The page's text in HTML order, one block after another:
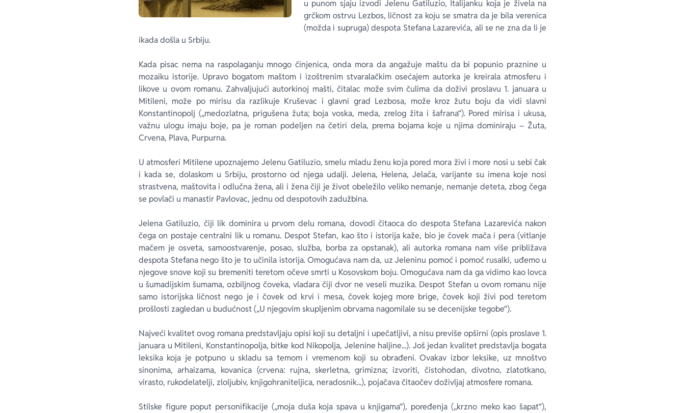
u punom sjaju izvodi Jelenu Gatiluzio, Italijanku koja je živela na
grčkom ostrvu Lezbos, ličnost za koju se smatra da je bila verenica
(možda i supruga) despota Stefana Lazarevića, ali se ne zna da li je
ikada došla u Srbiju.
Kada pisac nema na raspolaganju mnogo činjenica, onda mora da angažuje maštu da bi popunio praznine u
mozaiku istorije. Upravo bogatom maštom i izoštrenim stvaralačkim osećajem autorka je kreirala atmosferu i
likove u ovom romanu. Zahvaljujući autorkinoj mašti, čitalac može svim čulima da doživi proslavu 1. januara u
Mitileni, može po mirisu da razlikuje Kruševac i glavni grad Lezbosa, može kroz žutu boju da vidi slavni
Konstantinopolj („medozlatna, prigušena žuta; boja voska, meda, zrelog žita i šafrana“). Pored mirisa i ukusa,
važnu ulogu imaju boje, pa je roman podeljen na četiri dela, prema bojama koje u njima dominiraju – Žuta,
Crvena, Plava, Purpurna.
U atmosferi Mitilene upoznajemo Jelenu Gatiluzio, smelu mladu ženu koja pored mora živi i more nosi u sebi čak
i kada se, dolaskom u Srbiju, prostorno od njega udalji. Jelena, Helena, Jelača, varijante su imena koje nosi
strastvena, maštovita i odlučna žena, ali i žena čiji je život obeležilo veliko nemanje, nemanje deteta, zbog čega
se povlači u manastir Pavlovac, jednu od despotovih zadužbina.
Jelena Gatiluzio, čiji lik dominira u prvom delu romana, dovodi čitaoca do despota Stefana Lazarevića nakon
čega on postaje centralni lik u romanu. Despot Stefan, kao što i istorija kaže, bio je čovek mača i pera (vitlanje
mačem je osveta, samoostvarenje, posao, služba, borba za opstanak), ali autorka romana nam više približava
despota Stefana nego što je to učinila istorija. Omogućava nam da, uz Jeleninu pomoć i pomoć rusalki, uđemo u
njegove snove koji su bremeniti teretom očeve smrti u Kosovskom boju. Omogućava nam da ga vidimo kao lovca
u šumadijskim šumama, ozbiljnog čoveka, vladara čiji dvor ne veseli muzika. Despot Stefan u ovom romanu nije
samo istorijska ličnost nego je i čovek od krvi i mesa, čovek kojeg more brige, čovek koji živi pod teretom
prošlosti zagledan u budućnost („U njegovim skupljenim obrvama nagomilale su se decenijske tegobe“).
Najveći kvalitet ovog romana predstavljaju opisi koji su detaljni i upečatljivi, a nisu previše opširni (opis proslave 1.
januara u Mitileni, Konstantinopolja, bitke kod Nikopolja, Jelenine haljine...). Još jedan kvalitet predstavlja bogata
leksika koja je potpuno u skladu sa temom i vremenom koji su obrađeni. Ovakav izbor leksike, uz mnoštvo
sinonima, arhaizama, kovanica (crvena: rujna, skerletna, grimizna; izvoriti, čistohodan, divotno, zlatotkano,
virasto, rukodelatelji, zloljubiv, knjigohraniteljica, neradosnik...), pojačava čitaočev doživljaj atmosfere romana.
Stilske figure poput personifikacije („moja duša koja spava u knjigama“), poređenja („krzno meko kao šapat“),